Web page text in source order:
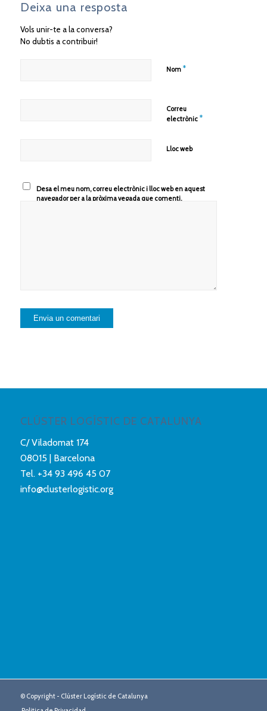
Deixa una resposta
Vols unir-te a la conversa?
No dubtis a contribuir!
Nom *
Correu
electrònic *
Lloc web
Desa el meu nom, correu electrònic i lloc web en aquest
navegador per a la pròxima vegada que comenti.
CLÚSTER LOGÍSTIC DE CATALUNYA
C/ Viladomat 174
08015 | Barcelona
Tel. +34 93 496 45 07
info@clusterlogistic.org
© Copyright - Clúster Logístic de Catalunya